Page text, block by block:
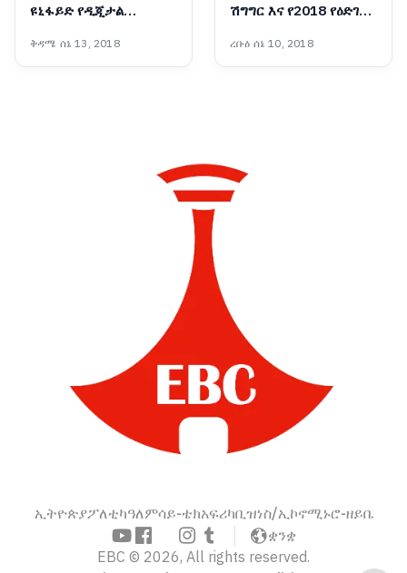
ዩኒፋይድ የዲጂታል
‘መሶብ’ ወደ ሞባይል ስልኮች
ተሸጋግሯል፡- ጠቅላይ
ቅዳሜ ሰኔ 13, 2018
ሽግግር እና የ2018 የዕድገት
ረቡዕ ሰኔ 10, 2018
ኢትዮጵያፖለቲካዓለምሳይ-ቴክአፍሪካቢዝነስ/ኢኮኖሚኑሮ-ዘይቤ
ቋንቋ
EBC © 2026, All rights reserved.